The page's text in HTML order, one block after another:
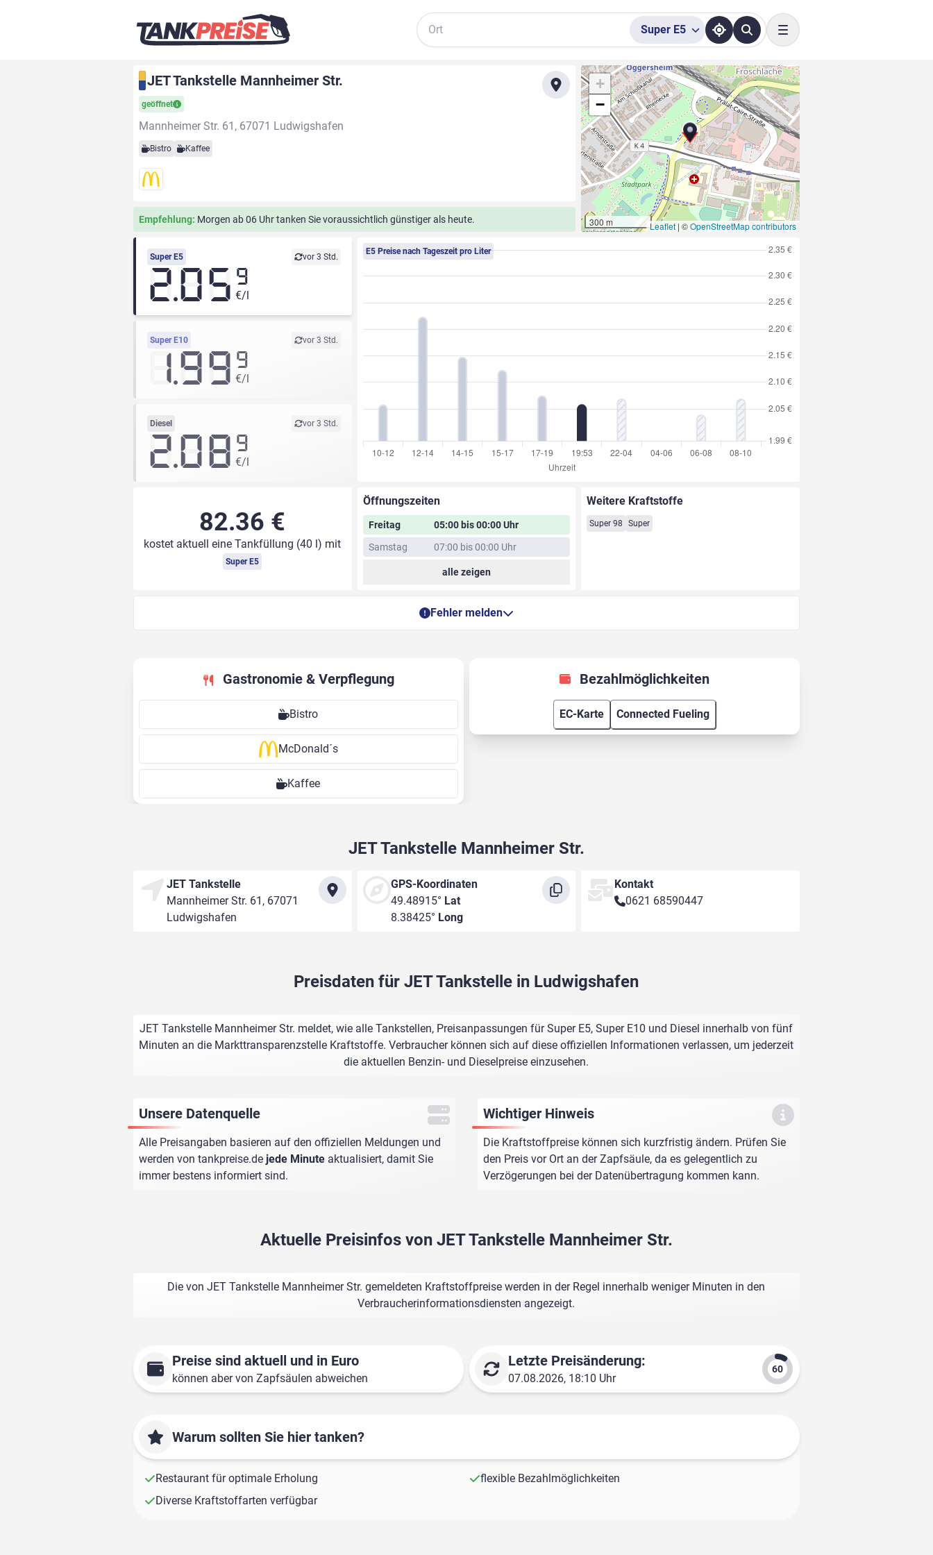
Suche
Super E5
Toggle navigation
JET Tankstelle Mannheimer Str.
geöffnet
Mannheimer Str. 61, 67071 Ludwigshafen
Bistro Kaffee
Empfehlung: Morgen ab 06 Uhr tanken Sie voraussichtlich günstiger als heute.
+
−
300 m Leaflet | ©OpenStreetMap contributors
Super E5 vor 3 Std.
2.05 9
€/l
Super E10 vor 3 Std.
1.99 9
€/l
Diesel vor 3 Std.
2.08 9
€/l
E5 Preise nach Tageszeit pro Liter
82.36 €
kostet aktuell eine Tankfüllung (40 l) mit
Super E5
Öffnungszeiten
Freitag
05:00 bis 00:00 Uhr
Samstag
07:00 bis 00:00 Uhr
alle zeigen
Weitere Kraftstoffe
Super 98 Super
Fehler melden
Gastronomie & Verpflegung
Bistro
McDonald´s
Kaffee
Bezahlmöglichkeiten
EC-Karte Connected Fueling
JET Tankstelle Mannheimer Str.
JET Tankstelle
Mannheimer Str. 61, 67071
Ludwigshafen
GPS-Koordinaten
49.48915° Lat
8.38425° Long
Kontakt
0621 68590447
Preisdaten für JET Tankstelle in Ludwigshafen
JET Tankstelle Mannheimer Str. meldet, wie alle Tankstellen, Preisanpassungen für Super E5, Super E10 und Diesel innerhalb von fünf
Minuten an die Markttransparenzstelle Kraftstoffe. Verbraucher können sich auf diese offiziellen Informationen verlassen, um jederzeit
die aktuellen Benzin- und Dieselpreise einzusehen.
Unsere Datenquelle
Alle Preisangaben basieren auf den offiziellen Meldungen und
werden von tankpreise.de jede Minute aktualisiert, damit Sie
immer bestens informiert sind.
Wichtiger Hinweis
Die Kraftstoffpreise können sich kurzfristig ändern. Prüfen Sie
den Preis vor Ort an der Zapfsäule, da es gelegentlich zu
Verzögerungen bei der Datenübertragung kommen kann.
Aktuelle Preisinfos von JET Tankstelle Mannheimer Str.
Die von JET Tankstelle Mannheimer Str. gemeldeten Kraftstoffpreise werden in der Regel innerhalb weniger Minuten in den
Verbraucherinformationsdiensten angezeigt.
Preise sind aktuell und in Euro
können aber von Zapfsäulen abweichen
Letzte Preisänderung:
07.08.2026, 18:10 Uhr
Warum sollten Sie hier tanken?
Restaurant für optimale Erholung
flexible Bezahlmöglichkeiten
Diverse Kraftstoffarten verfügbar